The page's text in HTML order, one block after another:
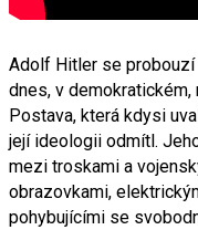
Adolf Hitler se
dnes, v
Postava, která kdysi
její ideologii odmítl.
mezi troskami a
obrazovkami,
pohybujícími se